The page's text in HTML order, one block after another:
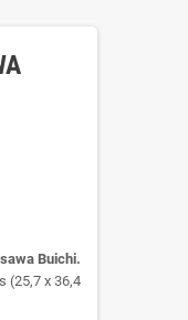
Buichi.
(25,7 x 36,4